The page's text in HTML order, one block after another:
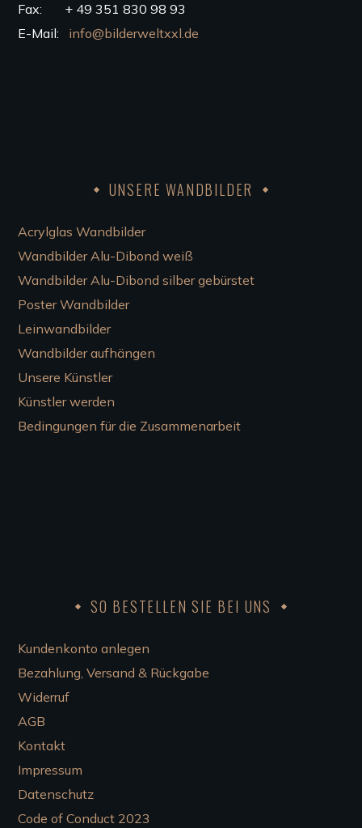
Fax: + 49 351 830 98 93
E-Mail: info@bilderweltxxl.de
UNSERE WANDBILDER
Acrylglas Wandbilder
Wandbilder Alu-Dibond weiß
Wandbilder Alu-Dibond silber gebürstet
Poster Wandbilder
Leinwandbilder
Wandbilder aufhängen
Unsere Künstler
Künstler werden
Bedingungen für die Zusammenarbeit
SO BESTELLEN SIE BEI UNS
Kundenkonto anlegen
Bezahlung, Versand & Rückgabe
Widerruf
AGB
Kontakt
Impressum
Datenschutz
Code of Conduct 2023